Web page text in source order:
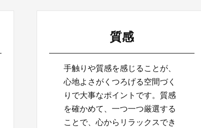
質感
手触りや質感を感じることが、
心地よさがくつろげる空間づく
りで大事なポイントです。質感
を確かめて、一つ一つ厳選する
ことで、心からリラックスでき